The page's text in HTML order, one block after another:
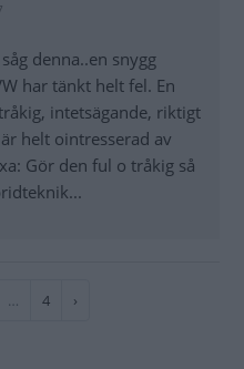
denna..en snygg
har tänkt helt fel. En
intetsägande, riktigt
helt ointresserad av
Gör den ful o tråkig så
… Sida
4
Nästa
›